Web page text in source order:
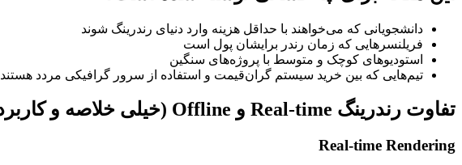
دانشجویانی که می‌خواهند با حداقل هزینه وارد دنیای رندرینگ شوند
فریلنسرهایی که زمان رندر برایشان پول است
استودیوهای کوچک و متوسط با پروژه‌های سنگین
تیم‌هایی که بین خرید سیستم گران‌قیمت و استفاده از سرور گرافیکی مردد هستند
تفاوت رندرینگ Real‑time و Offline (خیلی خلاصه و کاربردی)
Real‑time Rendering